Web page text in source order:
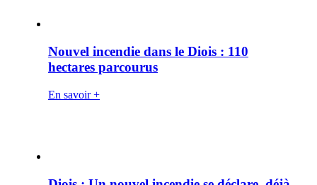
Nouvel incendie dans le Diois : 110
hectares parcourus
En savoir +